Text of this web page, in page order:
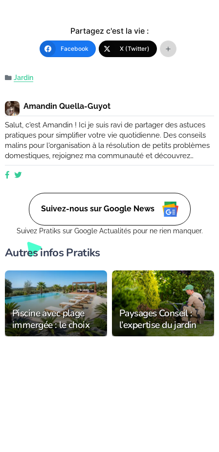
Partagez c'est la vie :
Facebook X (Twitter)
Jardin
Amandin Quella-Guyot
Salut, c'est Amandin ! Ici je suis ravi de partager des astuces
pratiques pour simplifier votre vie quotidienne. Des conseils
malins pour l'organisation à la résolution de petits problèmes
domestiques, rejoignez ma communauté et découvrez
comment rendre votre quotidien plus facile et plus efficace.
Que vous soyez novice ou expert, ensemble, nous
tous les jours. (Retrouvez moi aussi sur Ctendance.fr)
Suivez-nous sur Google News
Suivez Pratiks sur Google Actualités pour ne rien manquer.
Autres infos Pratiks
Piscine avec plage
immergée : le choix
tendance chez
Paysages Conseil :
l’expertise du jardin
s’installe